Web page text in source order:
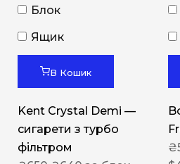
Блок
Ящик
В Кошик
Kent Crystal Demi —
сигарети з турбо
фільтром
₴